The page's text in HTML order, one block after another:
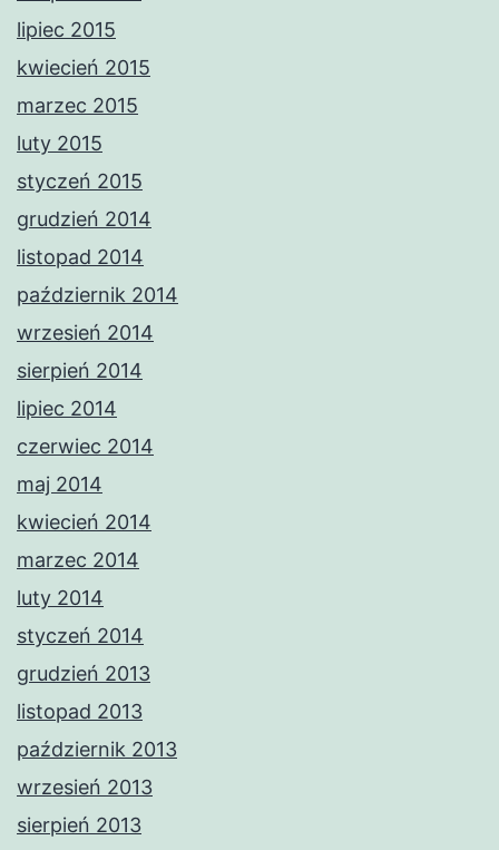
lipiec 2015
kwiecień 2015
marzec 2015
luty 2015
styczeń 2015
grudzień 2014
listopad 2014
październik 2014
wrzesień 2014
sierpień 2014
lipiec 2014
czerwiec 2014
maj 2014
kwiecień 2014
marzec 2014
luty 2014
styczeń 2014
grudzień 2013
listopad 2013
październik 2013
wrzesień 2013
sierpień 2013